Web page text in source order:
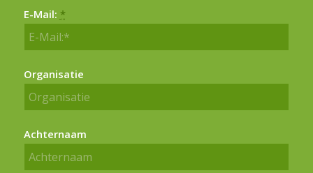
E-Mail: *
Organisatie
Achternaam